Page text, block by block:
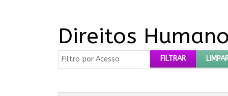
Direitos
Filtro por Acesso FILTRAR